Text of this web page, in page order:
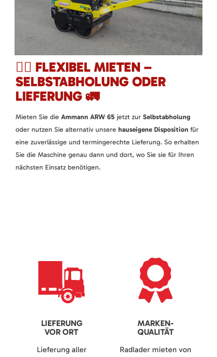
🚶‍♂️ FLEXIBEL MIETEN –
SELBSTABHOLUNG ODER
LIEFERUNG 🚛
Mieten Sie die Ammann ARW 65 jetzt zur Selbstabholung
oder nutzen Sie alternativ unsere hauseigene Disposition für
eine zuverlässige und termingerechte Lieferung. So erhalten
Sie die Maschine genau dann und dort, wo Sie sie für Ihren
nächsten Einsatz benötigen.
LIEFERUNG
VOR ORT
Lieferung aller
MARKEN-
QUALITÄT
Radlader mieten von